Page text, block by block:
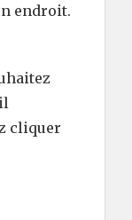
endroit.
cliquer